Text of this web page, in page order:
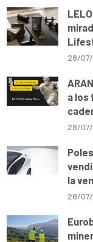
28/
a los
28/
la
28/